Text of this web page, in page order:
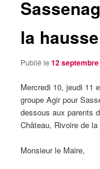
la
Publié le12
Mercredi 10, jeudi 11
groupe Agir pour
dessous aux parents
Château, Rivoire de
Monsieur le Maire,